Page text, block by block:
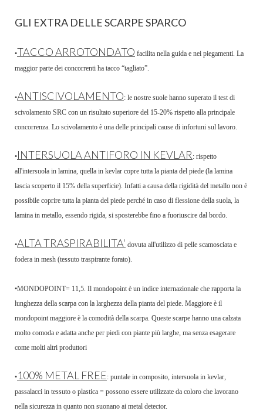
GLI EXTRA DELLE SCARPE SPARCO
•TACCO ARROTONDATO facilita nella guida e nei piegamenti. La
maggior parte dei concorrenti ha tacco “tagliato”.
•ANTISCIVOLAMENTO: le nostre suole hanno superato il test di
scivolamento SRC con un risultato superiore del 15-20% rispetto alla principale
concorrenza. Lo scivolamento è una delle principali cause di infortuni sul lavoro.
•INTERSUOLA ANTIFORO IN KEVLAR: rispetto
all'intersuola in lamina, quella in kevlar copre tutta la pianta del piede (la lamina
lascia scoperto il 15% della superficie). Infatti a causa della rigidità del metallo non è
possibile coprire tutta la pianta del piede perché in caso di flessione della suola, la
lamina in metallo, essendo rigida, si sposterebbe fino a fuoriuscire dal bordo.
•ALTA TRASPIRABILITA' dovuta all'utilizzo di pelle scamosciata e
fodera in mesh (tessuto traspirante forato).
•MONDOPOINT= 11,5. Il mondopoint è un indice internazionale che rapporta la
lunghezza della scarpa con la larghezza della pianta del piede. Maggiore è il
mondopoint maggiore è la comodità della scarpa. Queste scarpe hanno una calzata
molto comoda e adatta anche per piedi con piante più larghe, ma senza esagerare
come molti altri produttori
•100% METAL FREE: puntale in composito, intersuola in kevlar,
passalacci in tessuto o plastica = possono essere utilizzate da coloro che lavorano
nella sicurezza in quanto non suonano ai metal detector.